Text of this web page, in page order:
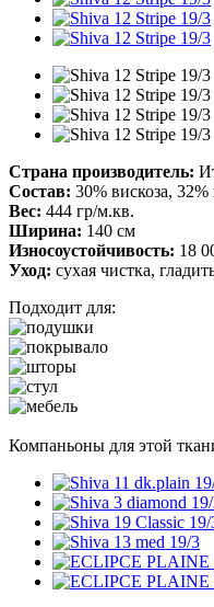
Страна производитель:
Состав: 30% вискоза,
Вес: 444 гр/м.кв.
Ширина: 140 см
Износоустойчивость: 18
Уход: сухая чистка,
Подходит для:
Компаньоны для этой